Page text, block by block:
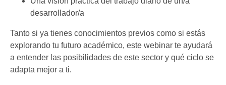
desarrollador/a
Tanto si ya tienes conocimientos previos como si estás
explorando tu futuro académico, este webinar te ayudará
a entender las posibilidades de este sector y qué ciclo se
adapta mejor a ti.